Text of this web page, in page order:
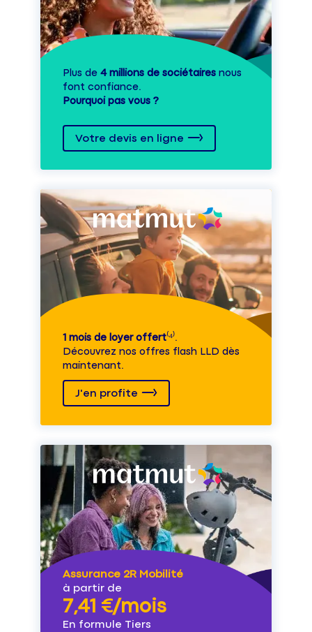
Plus de 4 millions de sociétaires nous
font confiance.
Pourquoi pas vous ?
Votre devis en ligne
1 mois de loyer offert⁽⁴⁾.
Découvrez nos offres flash LLD dès
maintenant.
J'en profite
Assurance 2R Mobilité
à partir de
7,41 €/mois
En formule Tiers